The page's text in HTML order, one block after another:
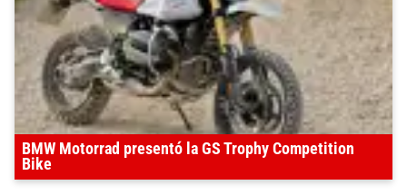
BMW Motorrad presentó la GS Trophy Competition
Bike